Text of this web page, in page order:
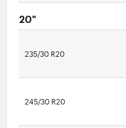
20"
235/30 R20
245/30 R20